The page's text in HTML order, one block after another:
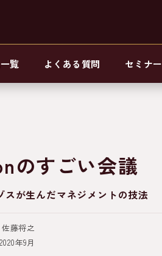
覧 よくある質問 セミナー
のすごい会議
スが生んだマネジメントの技法
藤将之
2020年9月